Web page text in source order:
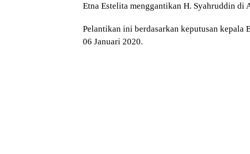
Etna Estelita menggantikan H. Syahruddin
Pelantikan ini berdasarkan keputusan
06 Januari 2020.